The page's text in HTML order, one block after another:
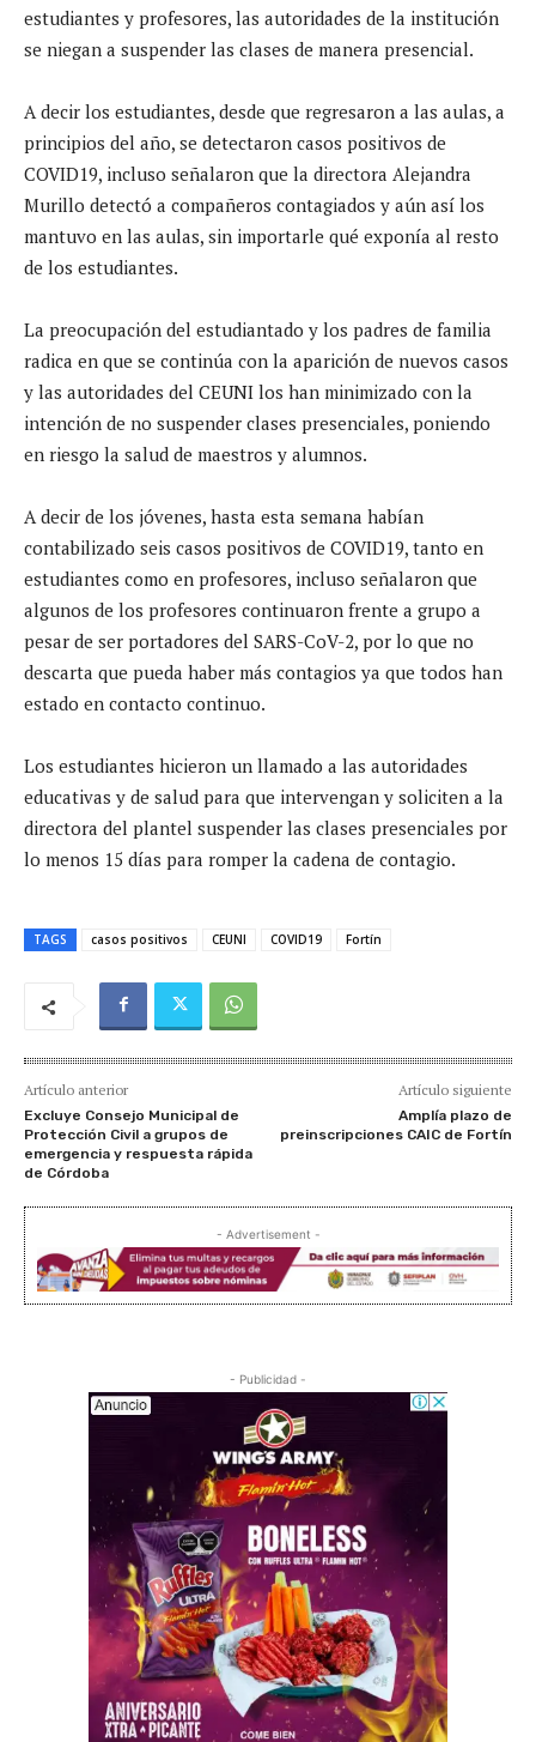
estudiantes y profesores, las autoridades de la institución
se niegan a suspender las clases de manera presencial.
A decir los estudiantes, desde que regresaron a las aulas, a
principios del año, se detectaron casos positivos de
COVID19, incluso señalaron que la directora Alejandra
Murillo detectó a compañeros contagiados y aún así los
mantuvo en las aulas, sin importarle qué exponía al resto
de los estudiantes.
La preocupación del estudiantado y los padres de familia
radica en que se continúa con la aparición de nuevos casos
y las autoridades del CEUNI los han minimizado con la
intención de no suspender clases presenciales, poniendo
en riesgo la salud de maestros y alumnos.
A decir de los jóvenes, hasta esta semana habían
contabilizado seis casos positivos de COVID19, tanto en
estudiantes como en profesores, incluso señalaron que
algunos de los profesores continuaron frente a grupo a
pesar de ser portadores del SARS-CoV-2, por lo que no
descarta que pueda haber más contagios ya que todos han
estado en contacto continuo.
Los estudiantes hicieron un llamado a las autoridades
educativas y de salud para que intervengan y soliciten a la
directora del plantel suspender las clases presenciales por
lo menos 15 días para romper la cadena de contagio.
TAGS casos positivos CEUNI COVID19 Fortín
Artículo anterior
Excluye Consejo Municipal de
Protección Civil a grupos de
emergencia y respuesta rápida
de Córdoba
Artículo siguiente
Amplía plazo de
preinscripciones CAIC de Fortín
- Advertisement -
- Publicidad -